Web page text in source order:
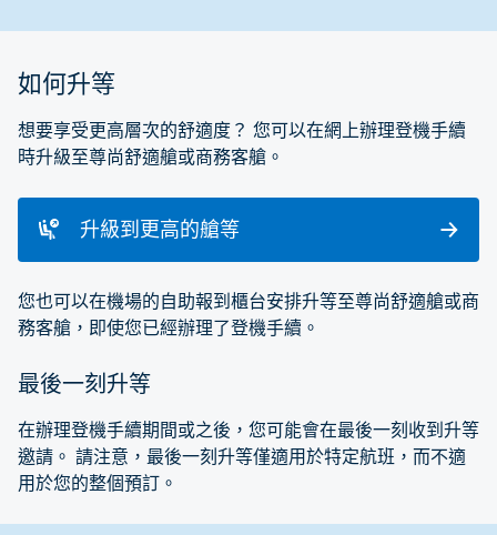
如何升等
想要享受更高層次的舒適度？ 您可以在網上辦理登機手續
時升級至尊尚舒適艙或商務客艙。
升級到更高的艙等
您也可以在機場的自助報到櫃台安排升等至尊尚舒適艙或商
務客艙，即使您已經辦理了登機手續。
最後一刻升等
在辦理登機手續期間或之後，您可能會在最後一刻收到升等
邀請。 請注意，最後一刻升等僅適用於特定航班，而不適
用於您的整個預訂。